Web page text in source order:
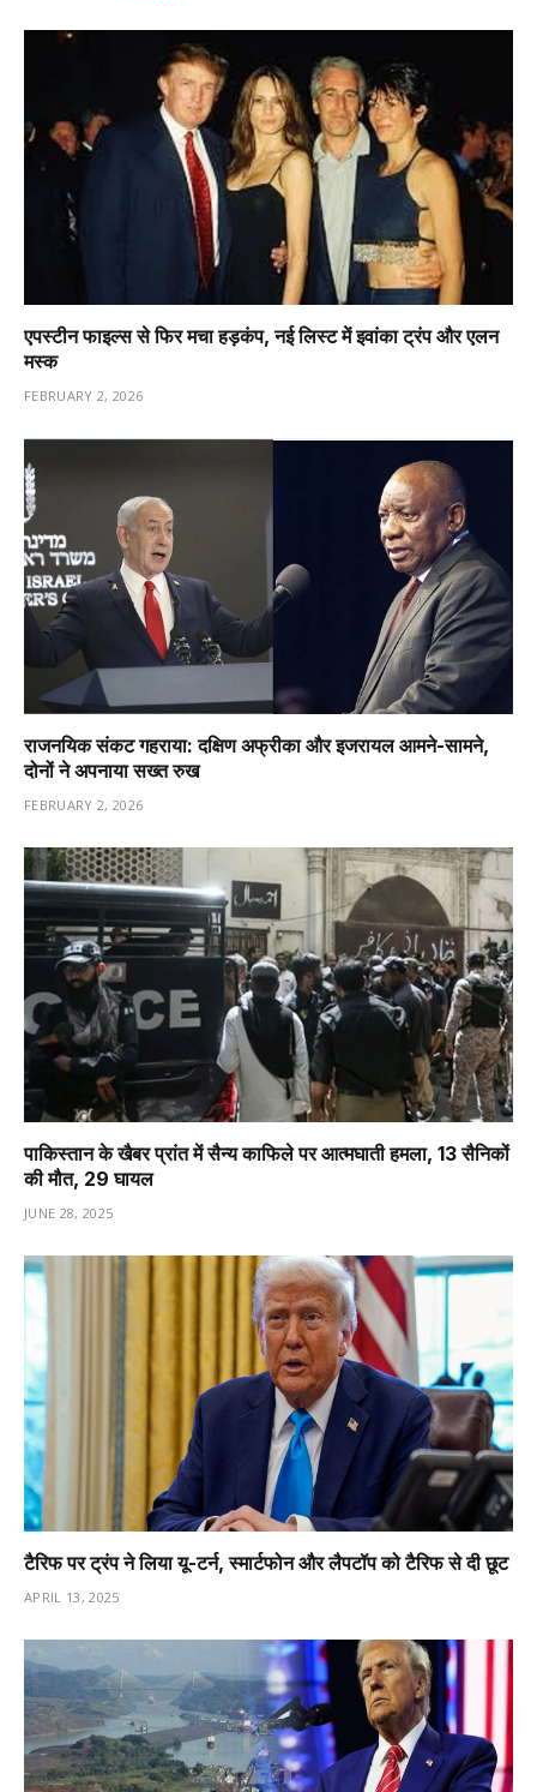
एपस्टीन फाइल्स से फिर मचा हड़कंप, नई लिस्ट में इवांका ट्रंप और एलन
मस्क
FEBRUARY 2, 2026
राजनयिक संकट गहराया: दक्षिण अफ्रीका और इजरायल आमने-सामने,
दोनों ने अपनाया सख्त रुख
FEBRUARY 2, 2026
पाकिस्तान के खैबर प्रांत में सैन्य काफिले पर आत्मघाती हमला, 13 सैनिकों
की मौत, 29 घायल
JUNE 28, 2025
टैरिफ पर ट्रंप ने लिया यू-टर्न, स्मार्टफोन और लैपटॉप को टैरिफ से दी छूट
APRIL 13, 2025